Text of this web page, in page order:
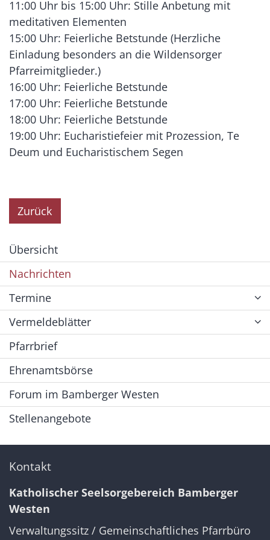
11:00 Uhr bis 15:00 Uhr: Stille Anbetung mit
meditativen Elementen
15:00 Uhr: Feierliche Betstunde (Herzliche
Einladung besonders an die Wildensorger
Pfarreimitglieder.)
16:00 Uhr: Feierliche Betstunde
17:00 Uhr: Feierliche Betstunde
18:00 Uhr: Feierliche Betstunde
19:00 Uhr: Eucharistiefeier mit Prozession, Te
Deum und Eucharistischem Segen
Zurück
Übersicht
Nachrichten
Termine
Vermeldeblätter
Pfarrbrief
Ehrenamtsbörse
Forum im Bamberger Westen
Stellenangebote
Kontakt
Katholischer Seelsorgebereich Bamberger
Westen
Verwaltungssitz / Gemeinschaftliches Pfarrbüro